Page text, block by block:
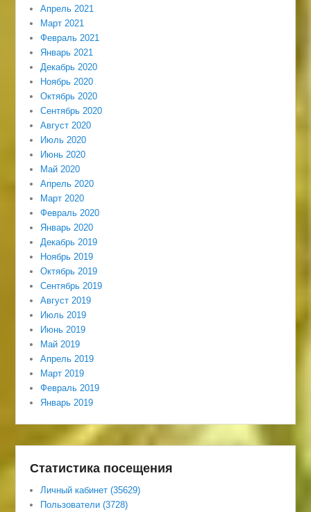
Апрель 2021
Март 2021
Февраль 2021
Январь 2021
Декабрь 2020
Ноябрь 2020
Октябрь 2020
Сентябрь 2020
Август 2020
Июль 2020
Июнь 2020
Май 2020
Апрель 2020
Март 2020
Февраль 2020
Январь 2020
Декабрь 2019
Ноябрь 2019
Октябрь 2019
Сентябрь 2019
Август 2019
Июль 2019
Июнь 2019
Май 2019
Апрель 2019
Март 2019
Февраль 2019
Январь 2019
Статистика посещения
Личный кабинет (35629)
Пользователи (3728)